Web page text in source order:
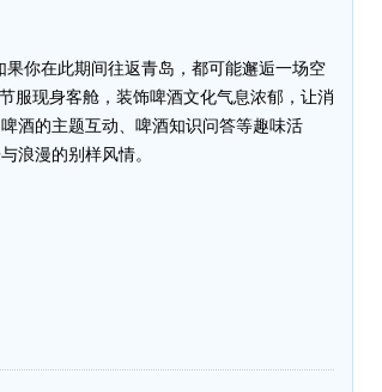
你在此期间往返青岛，都可能邂逅一场空
服现身客舱，装饰啤酒文化气息浓郁，让消
酒的主题互动、啤酒知识问答等趣味活
浪漫的别样风情。